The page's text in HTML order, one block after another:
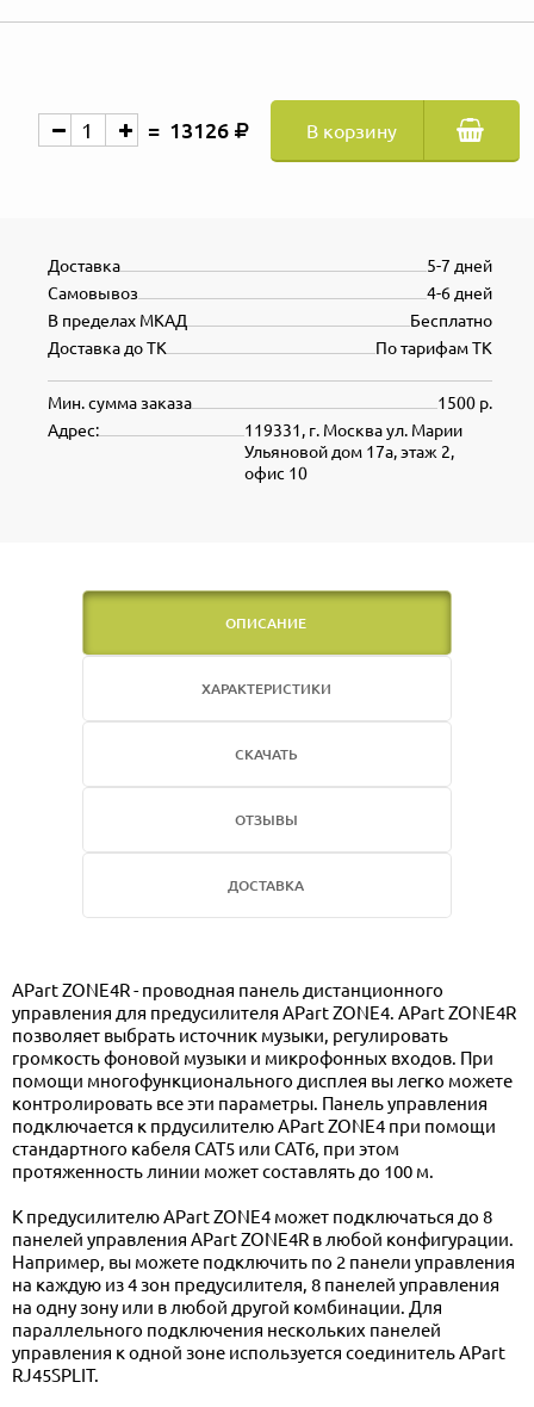
13126 В корзину
5-7 дней
Доставка
4-6 дней
Самовывоз
Бесплатно
В пределах МКАД
По тарифам ТК
Доставка до ТК
1500 р.
Мин. сумма заказа
119331, г. Москва ул. Марии
Ульяновой дом 17а, этаж 2,
офис 10
Адрес:
ОПИСАНИЕ
ХАРАКТЕРИСТИКИ
СКАЧАТЬ
ОТЗЫВЫ
ДОСТАВКА
APart ZONE4R - проводная панель дистанционного
управления для предусилителя APart ZONE4. APart ZONE4R
позволяет выбрать источник музыки, регулировать
громкость фоновой музыки и микрофонных входов. При
помощи многофункционального дисплея вы легко можете
контролировать все эти параметры. Панель управления
подключается к прдусилителю APart ZONE4 при помощи
стандартного кабеля CAT5 или CAT6, при этом
протяженность линии может составлять до 100 м.
К предусилителю APart ZONE4 может подключаться до 8
панелей управления APart ZONE4R в любой конфигурации.
Например, вы можете подключить по 2 панели управления
на каждую из 4 зон предусилителя, 8 панелей управления
на одну зону или в любой другой комбинации. Для
параллельного подключения нескольких панелей
управления к одной зоне используется соединитель APart
RJ45SPLIT.